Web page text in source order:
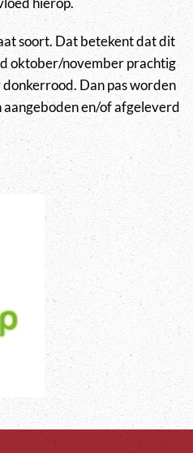
soort. Dat betekent dat dit
oktober/november prachtig
Dan pas worden
aangeboden en/of afgeleverd